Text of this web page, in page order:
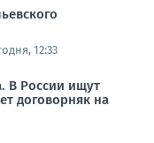
12:33
В России ищут
договорняк на